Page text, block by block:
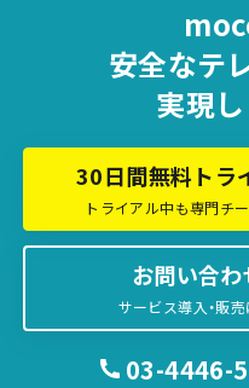
安全なテ
実現
30日間無料トラ
トライアル中も専門チ
お問い合
サービス導入・販
03-4446-